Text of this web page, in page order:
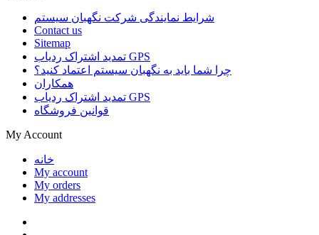
شرایط نمایندگی شرکت نگهبان سیستم
Contact us
Sitemap
تمدید اشتراک ردیاب GPS
چرا شما باید به نگهبان سیستم اعتماد کنید؟
همکاران
تمدید اشتراک ردیاب GPS
قوانین فروشگاه
My Account
خانه
My account
My orders
My addresses